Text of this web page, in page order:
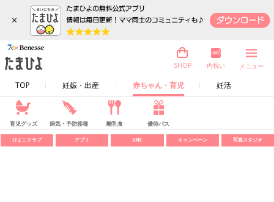
×
TOP 妊娠・出産 赤ちゃん・育児 妊活
SHOP 内祝い メニュー
育児グッズ 病気・予防接種 離乳食 優待パス
ひよこクラブ アプリ SNS キャンペーン 写真スタジオ